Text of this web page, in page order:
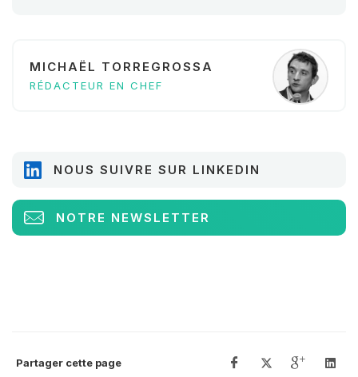
MICHAËL TORREGROSSA
RÉDACTEUR EN CHEF
NOUS SUIVRE SUR LINKEDIN
NOTRE NEWSLETTER
Partager cette page